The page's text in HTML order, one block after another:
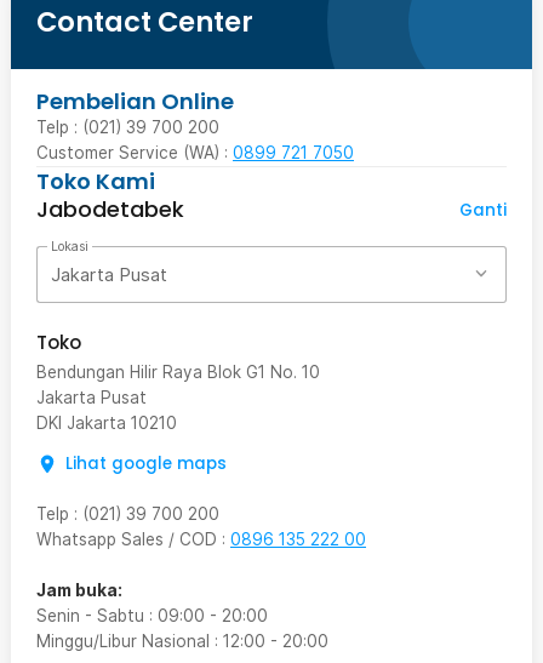
Contact Center
Pembelian Online
Telp : (021) 39 700 200
Customer Service (WA) : 0899 721 7050
Toko Kami
Jabodetabek
Ganti
Lokasi
Jakarta Pusat
Toko
Bendungan Hilir Raya Blok G1 No. 10
Jakarta Pusat
DKI Jakarta 10210
Lihat google maps
Telp : (021) 39 700 200
Whatsapp Sales / COD : 0896 135 222 00
Jam buka:
Senin - Sabtu : 09:00 - 20:00
Minggu/Libur Nasional : 12:00 - 20:00